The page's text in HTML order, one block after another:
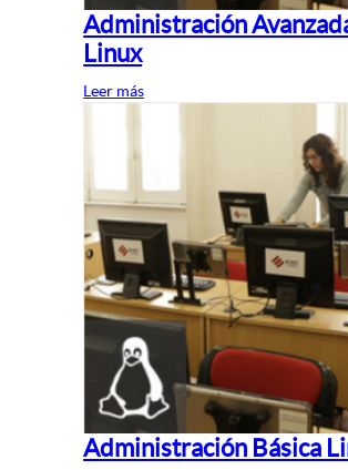
Administración
Linux
Leer más
Administración Básica